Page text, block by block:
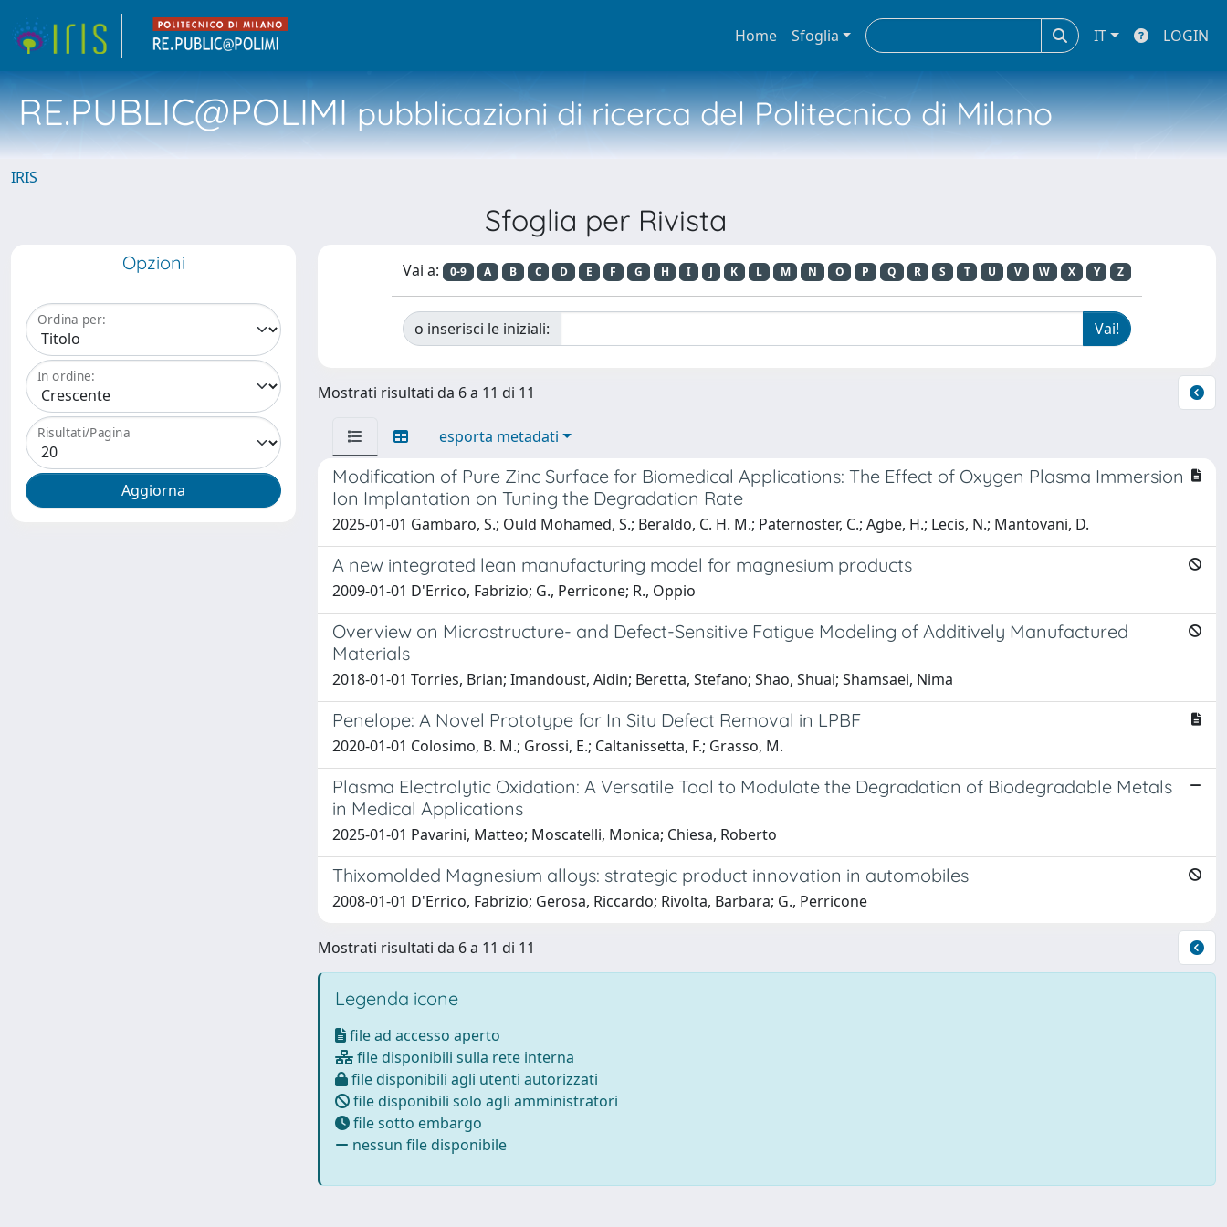
Home Sfoglia IT LOGIN
RE.PUBLIC@POLIMIpubblicazioni di ricerca del Politecnico di Milano
IRIS
Sfoglia per Rivista
Opzioni
Ordina per:
In ordine:
Risultati/Pagina
Vai a: 0-9 A B C D E F G H I J K L M N O P Q R S T U V W X Y Z
o inserisci le iniziali:
Mostrati risultati da 6 a 11 di 11
esporta metadati
Modification of Pure Zinc Surface for Biomedical Applications: The Effect of Oxygen Plasma Immersion
Ion Implantation on Tuning the Degradation Rate
2025-01-01 Gambaro, S.; Ould Mohamed, S.; Beraldo, C. H. M.; Paternoster, C.; Agbe, H.; Lecis, N.; Mantovani, D.
A new integrated lean manufacturing model for magnesium products
2009-01-01 D'Errico, Fabrizio; G., Perricone; R., Oppio
Overview on Microstructure- and Defect-Sensitive Fatigue Modeling of Additively Manufactured
Materials
2018-01-01 Torries, Brian; Imandoust, Aidin; Beretta, Stefano; Shao, Shuai; Shamsaei, Nima
Penelope: A Novel Prototype for In Situ Defect Removal in LPBF
2020-01-01 Colosimo, B. M.; Grossi, E.; Caltanissetta, F.; Grasso, M.
Plasma Electrolytic Oxidation: A Versatile Tool to Modulate the Degradation of Biodegradable Metals
in Medical Applications
2025-01-01 Pavarini, Matteo; Moscatelli, Monica; Chiesa, Roberto
Thixomolded Magnesium alloys: strategic product innovation in automobiles
2008-01-01 D'Errico, Fabrizio; Gerosa, Riccardo; Rivolta, Barbara; G., Perricone
Mostrati risultati da 6 a 11 di 11
Legenda icone
file ad accesso aperto
file disponibili sulla rete interna
file disponibili agli utenti autorizzati
file disponibili solo agli amministratori
file sotto embargo
nessun file disponibile